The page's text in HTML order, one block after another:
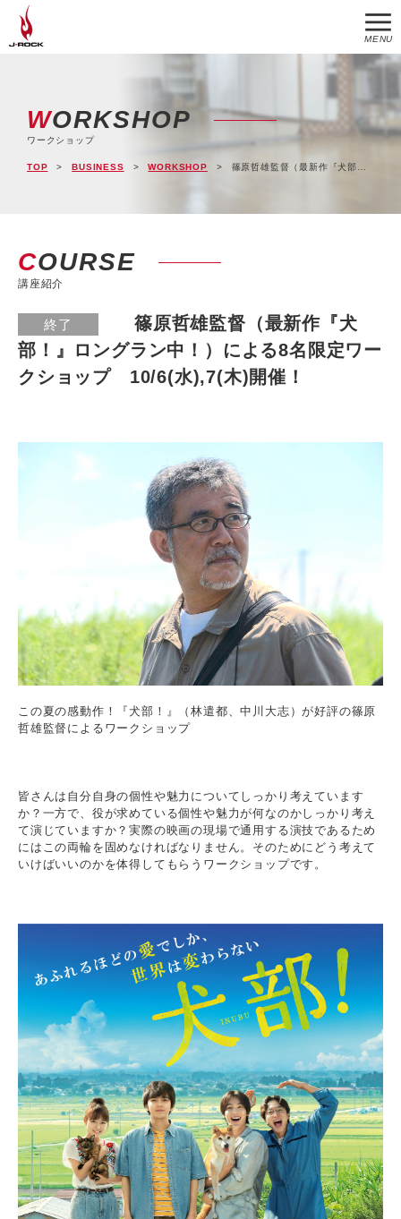
MENU
WORKSHOP
ワークショップ
TOP BUSINESS WORKSHOP 篠原哲雄監督（最新作『犬部！』ロングラン中！）による8名限定ワークショップ 10/6(水),7(木)開催！
COURSE
講座紹介
終了
篠原哲雄監督（最新作『犬
部！』ロングラン中！）による8名限定ワー
クショップ 10/6(水),7(木)開催！
この夏の感動作！『犬部！』（林遣都、中川大志）が好評の篠原
哲雄監督によるワークショップ
皆さんは自分自身の個性や魅力についてしっかり考えています
か？一方で、役が求めている個性や魅力が何なのかしっかり考え
て演じていますか？実際の映画の現場で通用する演技であるため
にはこの両輪を固めなければなりません。そのためにどう考えて
いけばいいのかを体得してもらうワークショップです。